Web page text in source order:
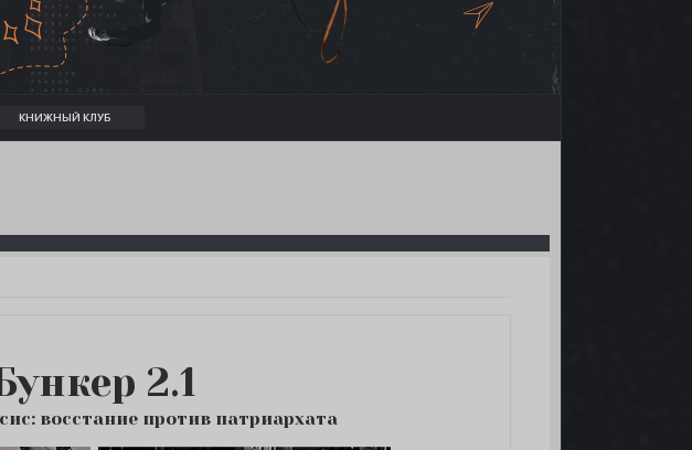
КНИЖНЫЙ КЛУБ
2.1
восстание против патриархата